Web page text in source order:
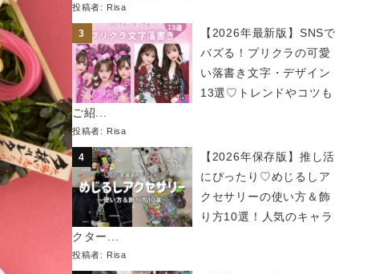
投稿者: Risa
【2026年最新版】SNSで
バズる！プリクラの可愛
い落書き文字・デザイン
13選♡トレンドやコツも
ご紹...
投稿者: Risa
【2026年保存版】推し活
にぴったり♡めじるしア
クセサリーの使い方＆飾
り方10選！人気のキャラ
クター...
投稿者: Risa